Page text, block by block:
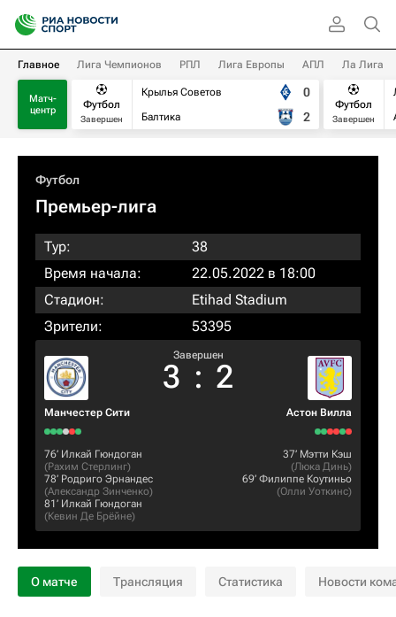
Главное Лига Чемпионов РПЛ Лига Европы АПЛ Ла Лига
Матч-
центр
Футбол
Завершен
Крылья Советов
Балтика
0
2
Футбол
Завершен
Футбол
Премьер-лига
Тур:
38
Время начала:
22.05.2022 в 18:00
Стадион:
Etihad Stadium
Зрители:
53395
Манчестер Сити
Завершен
3 : 2
Астон Вилла
76‎’‎ Илкай Гюндоган
(Рахим Стерлинг)
78‎’‎ Родриго Эрнандес
(Александр Зинченко)
81‎’‎ Илкай Гюндоган
(Кевин Де Брёйне)
37‎’‎ Мэтти Кэш
(Люка Динь)
69‎’‎ Филиппе Коутиньо
(Олли Уоткинс)
О матче Трансляция Статистика Новости